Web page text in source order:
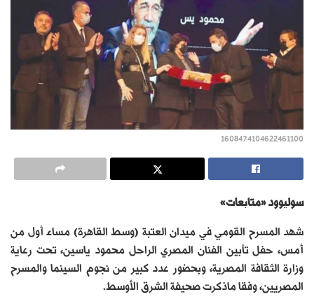
1608474104622461100
سوليوود «متابعات»
شهد المسرح القومي في ميدان العتبة (وسط القاهرة) مساء أول من
أمس، حفل تأبين الفنان المصري الراحل محمود ياسين، تحت رعاية
وزارة الثقافة المصرية، وبحضور عدد كبير من نجوم السينما والمسرح
المصريين، وفقا ماذكرت صحيفة الشرق الأوسط.